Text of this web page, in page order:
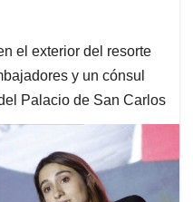
el exterior del resorte
y un cónsul
Palacio de San Carlos